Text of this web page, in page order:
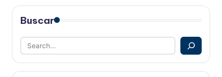
Buscar